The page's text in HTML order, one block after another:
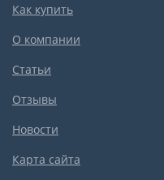
Как купить
О компании
Статьи
Отзывы
Новости
Карта сайта